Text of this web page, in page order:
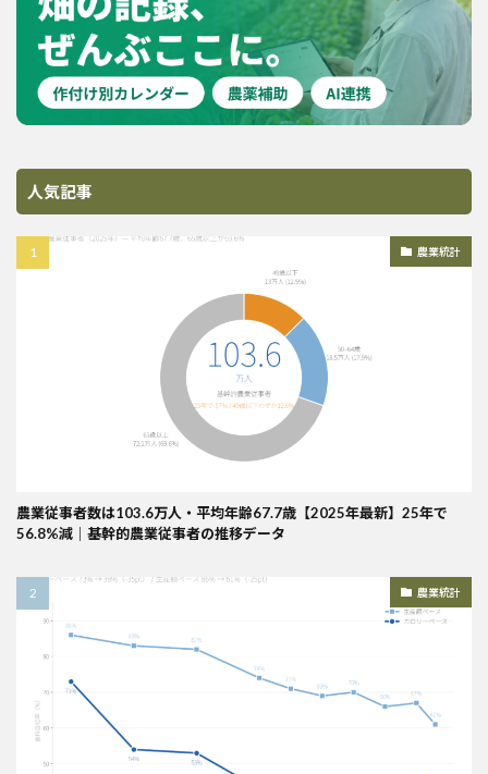
人気記事
農業統計
農業従事者数は103.6万人・平均年齢67.7歳【2025年最新】25年で
56.8%減｜基幹的農業従事者の推移データ
農業統計